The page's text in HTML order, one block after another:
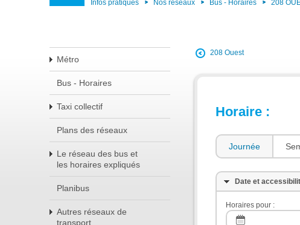
Infos pratiques Nos réseaux Bus - Horaires 208
Métro
Bus - Horaires
Taxi collectif
Plans des réseaux
Le réseau des bus et
les horaires expliqués
Planibus
Autres réseaux de
transport
208 Ouest
Horaire :
Journée
Date et
Horaires pour :